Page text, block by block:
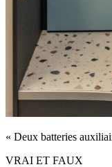
« Deux batteries
VRAI ET FAUX